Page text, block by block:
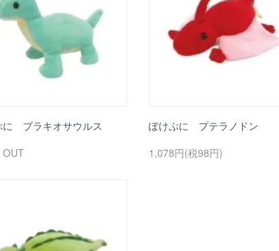
に ブラキオサウルス
OUT
ぽけぷに プテラノドン
1,078円(税98円)